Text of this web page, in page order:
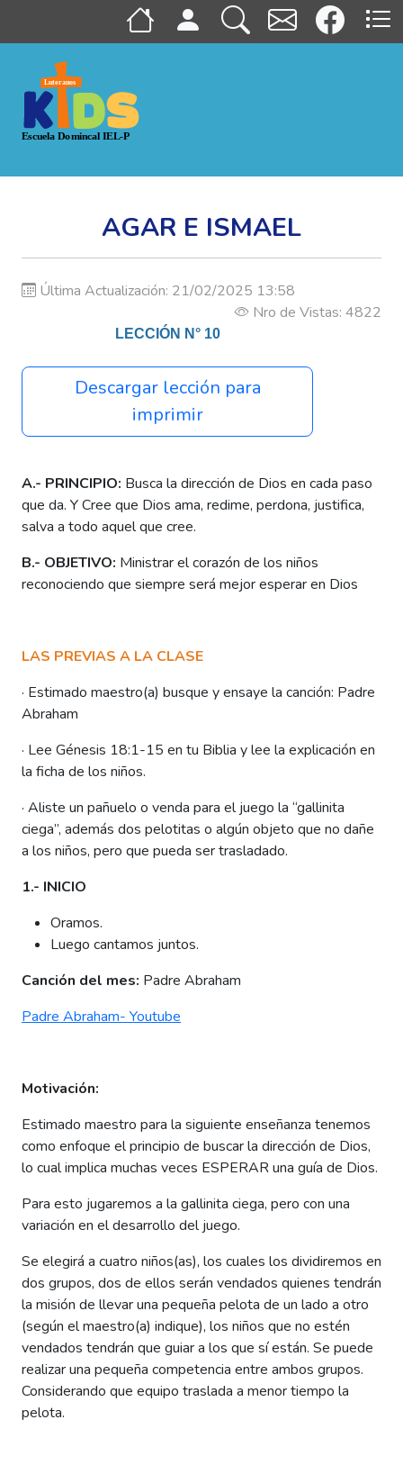
AGAR E ISMAEL
Última Actualización: 21/02/2025 13:58
Nro de Vistas: 4822
LECCIÓN N° 10
Descargar lección para
imprimir
A.- PRINCIPIO: Busca la dirección de Dios en cada paso
que da. Y Cree que Dios ama, redime, perdona, justifica,
salva a todo aquel que cree.
B.- OBJETIVO: Ministrar el corazón de los niños
reconociendo que siempre será mejor esperar en Dios
LAS PREVIAS A LA CLASE
· Estimado maestro(a) busque y ensaye la canción: Padre
Abraham
· Lee Génesis 18:1-15 en tu Biblia y lee la explicación en
la ficha de los niños.
· Aliste un pañuelo o venda para el juego la “gallinita
ciega”, además dos pelotitas o algún objeto que no dañe
a los niños, pero que pueda ser trasladado.
1.- INICIO
Oramos.
Luego cantamos juntos.
Canción del mes: Padre Abraham
Padre Abraham- Youtube
Motivación:
Estimado maestro para la siguiente enseñanza tenemos
como enfoque el principio de buscar la dirección de Dios,
lo cual implica muchas veces ESPERAR una guía de Dios.
Para esto jugaremos a la gallinita ciega, pero con una
variación en el desarrollo del juego.
Se elegirá a cuatro niños(as), los cuales los dividiremos en
dos grupos, dos de ellos serán vendados quienes tendrán
la misión de llevar una pequeña pelota de un lado a otro
(según el maestro(a) indique), los niños que no estén
vendados tendrán que guiar a los que sí están. Se puede
realizar una pequeña competencia entre ambos grupos.
Considerando que equipo traslada a menor tiempo la
pelota.